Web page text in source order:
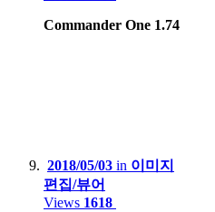
Commander One 1.74
2018/05/03 in 이미지
편집/뷰어
Views 1618